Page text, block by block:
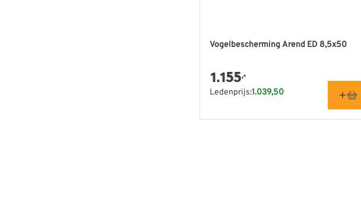
Vogelbescherming Arend ED 8,5x50
1.155,-
Ledenprijs:1.039,50